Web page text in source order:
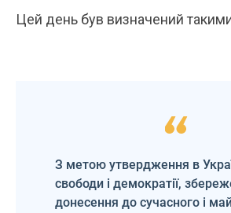
Цей день був визначений
З метою утвердження в
свободи і демократії,
донесення до сучасного і